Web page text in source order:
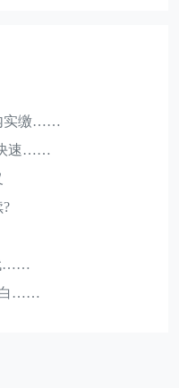
实缴……
速……
……
白……